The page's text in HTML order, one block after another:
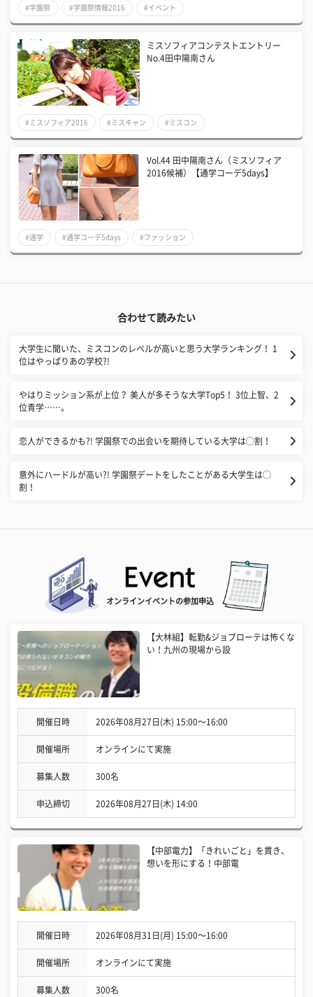
#学園祭 #学園祭情報2016 #イベント
ミスソフィアコンテストエントリー
No.4田中陽南さん
#ミスソフィア2016 #ミスキャン #ミスコン
Vol.44 田中陽南さん（ミスソフィア
2016候補）【通学コーデ5days】
#通学 #通学コーデ5days #ファッション
合わせて読みたい
大学生に聞いた、ミスコンのレベルが高いと思う大学ランキング！ 1
位はやっぱりあの学校?!
やはりミッション系が上位？ 美人が多そうな大学Top5！ 3位上智、2
位青学……。
恋人ができるかも?! 学園祭での出会いを期待している大学は◯割！
意外にハードルが高い?! 学園祭デートをしたことがある大学生は◯
割！
オンラインイベントの参加申込
【大林組】転勤&ジョブローテは怖くな
い！九州の現場から設
開催日時 2026年08月27日(木) 15:00〜16:00
開催場所 オンラインにて実施
募集人数 300名
申込締切 2026年08月27日(木) 14:00
【中部電力】「きれいごと」を貫き、
想いを形にする！中部電
開催日時 2026年08月31日(月) 15:00〜16:00
開催場所 オンラインにて実施
募集人数 300名